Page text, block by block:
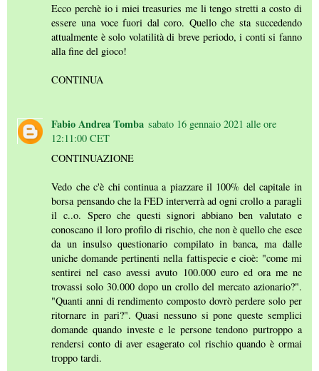
Ecco perchè io i miei treasuries me li tengo stretti a costo di
essere una voce fuori dal coro. Quello che sta succedendo
attualmente è solo volatilità di breve periodo, i conti si fanno
alla fine del gioco!
CONTINUA
Fabio Andrea Tomba sabato 16 gennaio 2021 alle ore
12:11:00 CET
CONTINUAZIONE
Vedo che c'è chi continua a piazzare il 100% del capitale in
borsa pensando che la FED interverrà ad ogni crollo a paragli
il c..o. Spero che questi signori abbiano ben valutato e
conoscano il loro profilo di rischio, che non è quello che esce
da un insulso questionario compilato in banca, ma dalle
uniche domande pertinenti nella fattispecie e cioè: "come mi
sentirei nel caso avessi avuto 100.000 euro ed ora me ne
trovassi solo 30.000 dopo un crollo del mercato azionario?".
"Quanti anni di rendimento composto dovrò perdere solo per
ritornare in pari?". Quasi nessuno si pone queste semplici
domande quando investe e le persone tendono purtroppo a
rendersi conto di aver esagerato col rischio quando è ormai
troppo tardi.